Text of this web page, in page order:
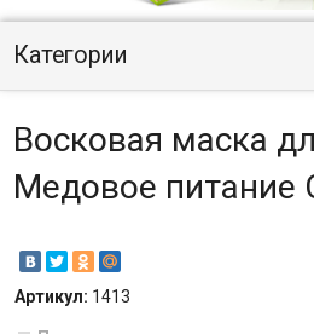
Категории
Восковая маска
Медовое питание
Артикул: 1413